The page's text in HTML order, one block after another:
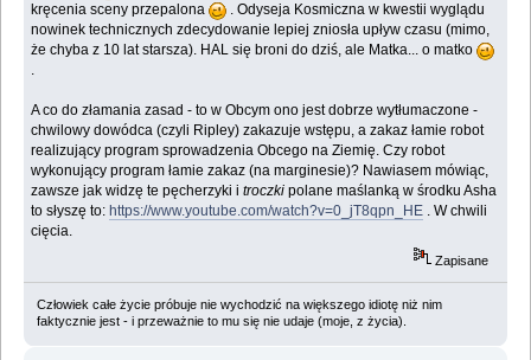
kręcenia sceny przepalona
. Odyseja Kosmiczna w kwestii wyglądu
nowinek technicznych zdecydowanie lepiej zniosła upływ czasu (mimo,
że chyba z 10 lat starsza). HAL się broni do dziś, ale Matka... o matko
.
A co do złamania zasad - to w Obcym ono jest dobrze wytłumaczone -
chwilowy dowódca (czyli Ripley) zakazuje wstępu, a zakaz łamie robot
realizujący program sprowadzenia Obcego na Ziemię. Czy robot
wykonujący program łamie zakaz (na marginesie)? Nawiasem mówiąc,
zawsze jak widzę te pęcherzyki itroczki polane maślanką w środku Asha
to słyszę to: https://www.youtube.com/watch?v=0_jT8qpn_HE . W chwili
cięcia.
Zapisane
Człowiek całe życie próbuje nie wychodzić na większego idiotę niż nim
faktycznie jest - i przeważnie to mu się nie udaje (moje, z życia).